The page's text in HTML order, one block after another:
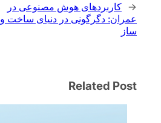
← کاربردهای هوش مصنوعی در
عمران: دگرگونی در دنیای ساخت و
ساز
Related Post